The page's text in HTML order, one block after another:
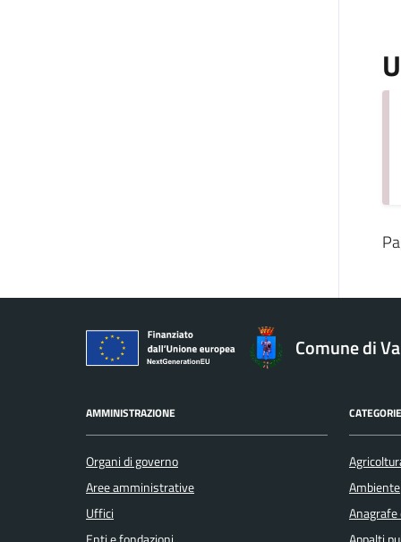
Comune di
AMMINISTRAZIONE
Organi di governo
Aree amministrative
Uffici
Ambiente